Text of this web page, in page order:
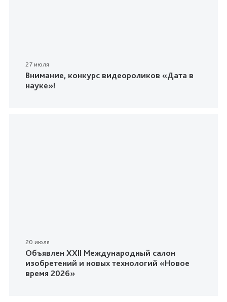
27 июля
Внимание, конкурс видеороликов «Дата в
науке»!
20 июля
Объявлен XXII Международный салон
изобретений и новых технологий «Новое
время 2026»